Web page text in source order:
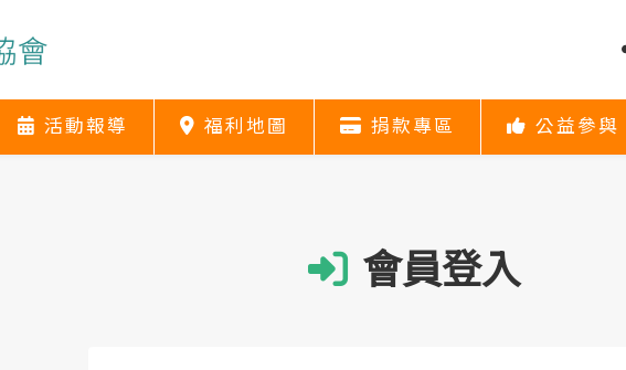
活動報導
活動報導 福利地圖
福利地圖
社會福利資源 捐款專區
捐款專區
捐款方式 公益參與
公益參與
義賣
會員登入